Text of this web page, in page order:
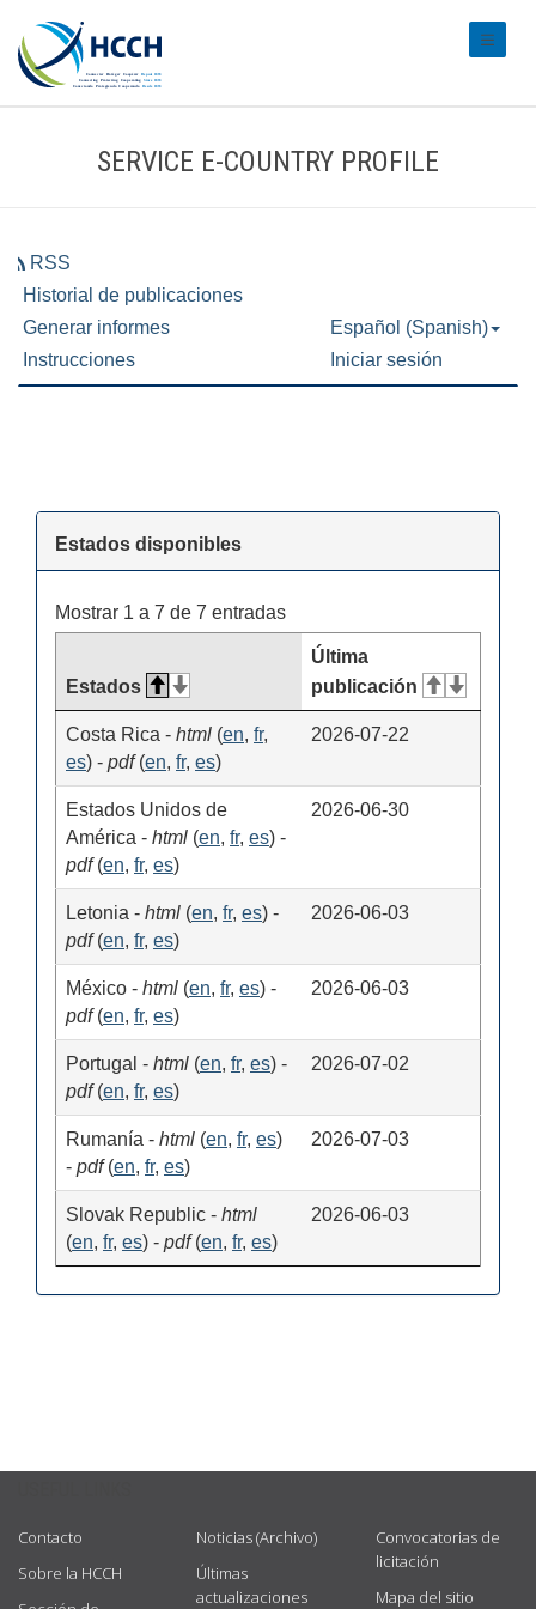
SERVICE E-COUNTRY PROFILE
Contacto
Sobre la HCCH
Noticias (Archivo)
Últimas
actualizaciones
Convocatorias de
licitación
Mapa del sitio